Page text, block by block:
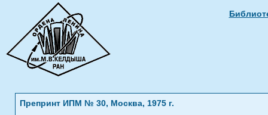
Препринт ИПМ № 30, Москва, 1975 г.